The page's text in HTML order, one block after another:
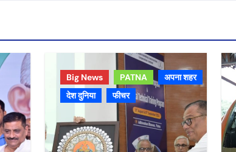
Big News PATNA
अपना शहर
देश दुनिया
फीचर